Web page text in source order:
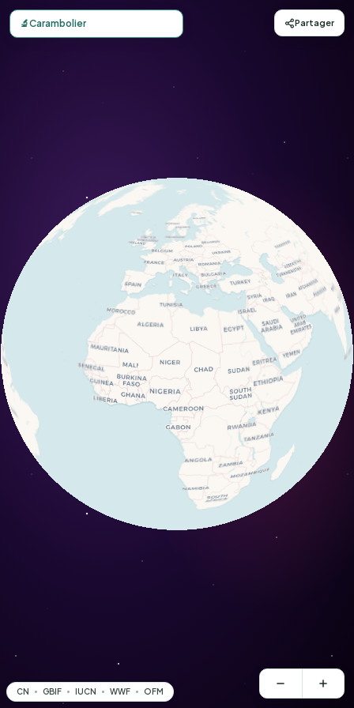
Carte d'observation du Carambolier (Averrhoa
🔬Carambolier Partager
CN GBIF IUCN WWF OFM